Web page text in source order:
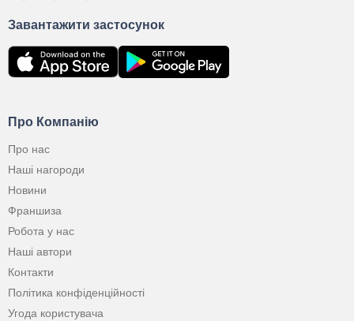
Про Компанію
Про нас
Наші нагороди
Новини
Франшиза
Робота у нас
Наші автори
Контакти
Політика конфіденційності
Угода користувача
Завантажити застосунок